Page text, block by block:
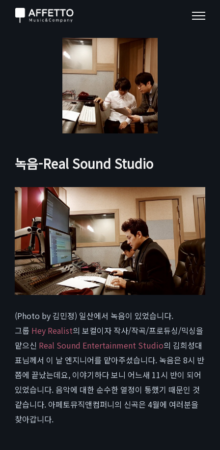
녹음-Real Sound Studio
(Photo by 김민정) 일산에서 녹음이 있었습니다.
그룹 Hey Realist의 보컬이자 작사/작곡/프로듀싱/믹싱을
맡으신 Real Sound Entertainment Studio의 김희성대
표님께서 이 날 엔지니어를 맡아주셨습니다. 녹음은 8시 반
쯤에 끝났는데요, 이야기하다 보니 어느새 11시 반이 되어
있었습니다. 음악에 대한 순수한 열정이 통했기 때문인 것
같습니다. 아페토뮤직앤컴퍼니의 신곡은 4월에 여러분을
찾아갑니다.